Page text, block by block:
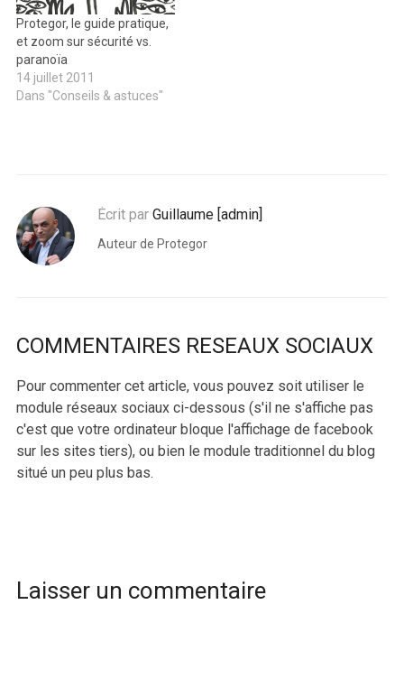
guide pratique de sécurité
personnelle, self-défense &
survie urbaine. Bon…
Protegor, le guide pratique,
et zoom sur sécurité vs.
paranoïa
14 juillet 2011
Dans "Conseils & astuces"
Écrit par Guillaume [admin]
Auteur de Protegor
COMMENTAIRES RESEAUX SOCIAUX
Pour commenter cet article, vous pouvez soit utiliser le
module réseaux sociaux ci-dessous (s'il ne s'affiche pas
c'est que votre ordinateur bloque l'affichage de facebook
sur les sites tiers), ou bien le module traditionnel du blog
situé un peu plus bas.
Laisser un commentaire